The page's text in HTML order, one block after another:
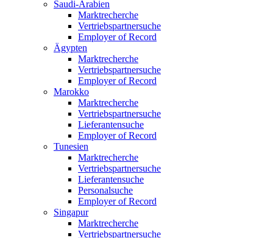
Saudi-Arabien
Marktrecherche
Vertriebspartnersuche
Employer of Record
Ägypten
Marktrecherche
Vertriebspartnersuche
Employer of Record
Marokko
Marktrecherche
Vertriebspartnersuche
Lieferantensuche
Employer of Record
Tunesien
Marktrecherche
Vertriebspartnersuche
Lieferantensuche
Personalsuche
Employer of Record
Singapur
Marktrecherche
Vertriebspartnersuche